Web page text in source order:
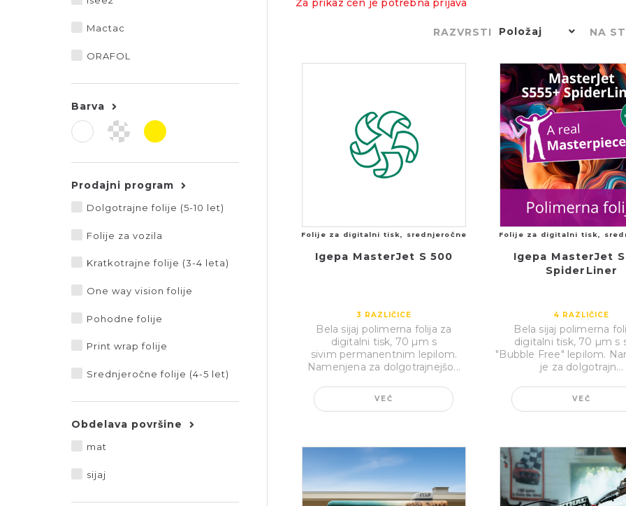
Mactac
ORAFOL
Barva
Prodajni program
Dolgotrajne folije (5-10 let)
Folije za vozila
Kratkotrajne folije (3-4 leta)
One way vision folije
Pohodne folije
Print wrap folije
Srednjeročne folije (4-5 let)
Obdelava površine
mat
sijaj
Za prikaz cen je potrebna prijava
RAZVRSTI Položaj NA
Folije za digitalni tisk, srednjeročne
Igepa MasterJet S 500
3 RAZLIČICE
Bela sijaj polimerna folija za
digitalni tisk, 70 µm s
sivim permanentnim lepilom.
Namenjena za dolgotrajnejšo...
VEČ
Folije za digitalni tisk,
Igepa MasterJet S
SpiderLiner
4 RAZLIČICE
Bela sijaj polimerna
digitalni tisk, 70 µm s
"Bubble Free" lepilom.
je za dolgotrajn...
VEČ